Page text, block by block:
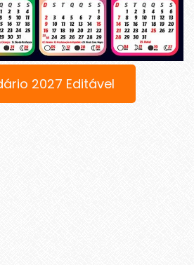
2027 Editável